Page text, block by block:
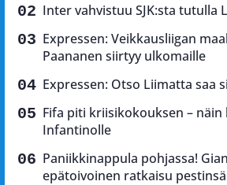
Inter vahvistuu SJK:sta tutulla
Expressen: Veikkausliigan
Paananen siirtyy ulkomaille
Expressen: Otso Liimatta saa
Fifa piti kriisikokouksen – näin
Infantinolle
Paniikkinappula pohjassa!
epätoivoinen ratkaisu